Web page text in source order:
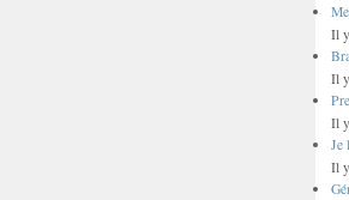
Il
Il
Il
Je
Il